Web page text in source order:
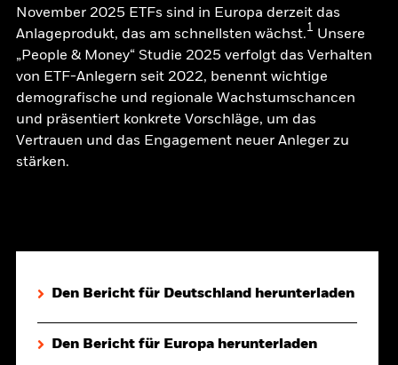
November 2025 ETFs sind in Europa derzeit das
Anlageprodukt, das am schnellsten wächst.1 Unsere
„People & Money“ Studie 2025 verfolgt das Verhalten
von ETF-Anlegern seit 2022, benennt wichtige
demografische und regionale Wachstumschancen
und präsentiert konkrete Vorschläge, um das
Vertrauen und das Engagement neuer Anleger zu
stärken.
Den Bericht für Deutschland herunterladen
Den Bericht für Europa herunterladen